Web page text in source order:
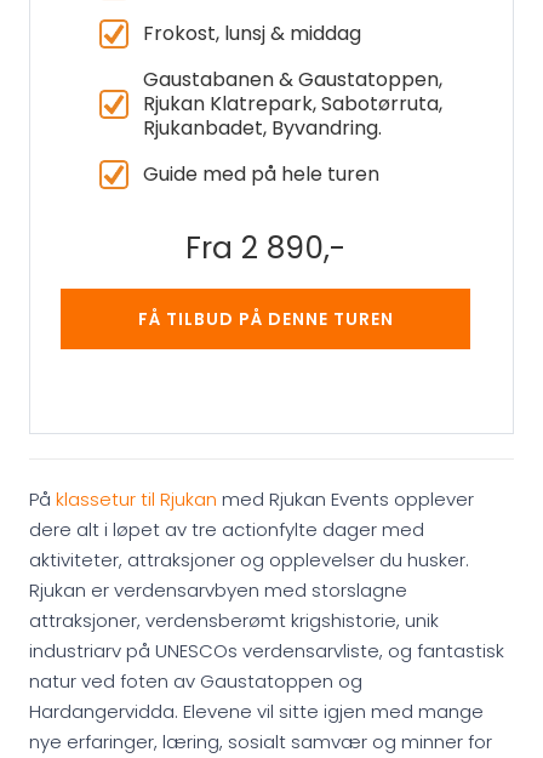
Frokost, lunsj & middag
Gaustabanen & Gaustatoppen,
Rjukan Klatrepark, Sabotørruta,
Rjukanbadet, Byvandring.
Guide med på hele turen
Fra 2 890,-
FÅ TILBUD PÅ DENNE TUREN
På klassetur til Rjukan med Rjukan Events opplever
dere alt i løpet av tre actionfylte dager med
aktiviteter, attraksjoner og opplevelser du husker.
Rjukan er verdensarvbyen med storslagne
attraksjoner, verdensberømt krigshistorie, unik
industriarv på UNESCOs verdensarvliste, og fantastisk
natur ved foten av Gaustatoppen og
Hardangervidda. Elevene vil sitte igjen med mange
nye erfaringer, læring, sosialt samvær og minner for